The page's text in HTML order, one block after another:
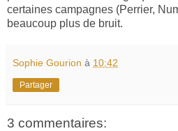
certaines campagnes (Perrier,
beaucoup plus de bruit.
Sophie Gourion à 10:42
Partager
3 commentaires: